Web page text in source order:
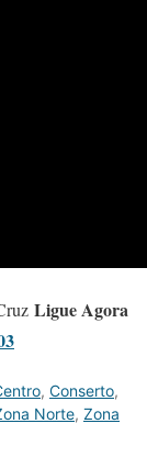
Ligue Agora
, Conserto,
Norte, Zona